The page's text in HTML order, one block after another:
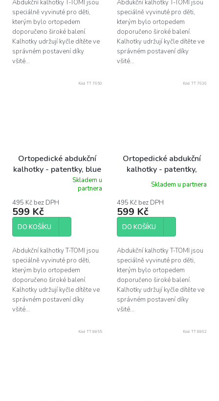
Abdukční kalhotky T-TOMI jsou
speciálně vyvinuté pro děti,
kterým bylo ortopedem
doporučeno široké balení.
Kalhotky udržují kyčle dítěte ve
správném postavení díky
všité...
Abdukční kalhotky T-TOMI jsou
speciálně vyvinuté pro děti,
kterým bylo ortopedem
doporučeno široké balení.
Kalhotky udržují kyčle dítěte ve
správném postavení díky
všité...
Ortopedické abdukční
kalhotky - patentky, blue
triangles (5-9kg)
produktu
je
5,0
5
Skladem u
partnera
495 Kč bez DPH
599 Kč
DO KOŠÍKU
Abdukční kalhotky T-TOMI jsou
speciálně vyvinuté pro děti,
kterým bylo ortopedem
doporučeno široké balení.
Kalhotky udržují kyčle dítěte ve
správném postavení díky
všité...
Kód: TT 7650
Ortopedické abdukční
kalhotky - patentky,
butterflies (3-6kg)
Skladem u partnera
495 Kč bez DPH
599 Kč
DO KOŠÍKU
Abdukční kalhotky T-TOMI jsou
speciálně vyvinuté pro děti,
kterým bylo ortopedem
doporučeno široké balení.
Kalhotky udržují kyčle dítěte ve
správném postavení díky
všité...
Kód: TT 7636
Kód: TT 8855 Kód: TT 8862